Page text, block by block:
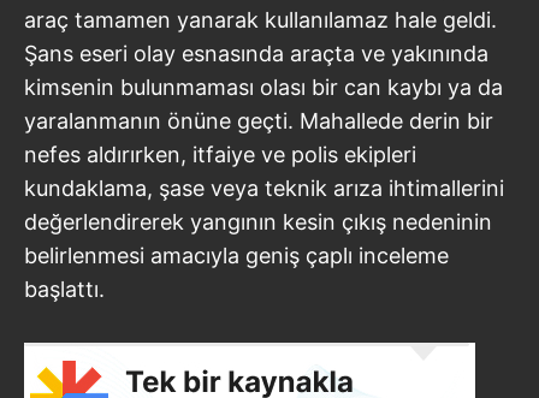
araç tamamen yanarak kullanılamaz hale geldi.
Şans eseri olay esnasında araçta ve yakınında
kimsenin bulunmaması olası bir can kaybı ya da
yaralanmanın önüne geçti. Mahallede derin bir
nefes aldırırken, itfaiye ve polis ekipleri
kundaklama, şase veya teknik arıza ihtimallerini
değerlendirerek yangının kesin çıkış nedeninin
belirlenmesi amacıyla geniş çaplı inceleme
başlattı.